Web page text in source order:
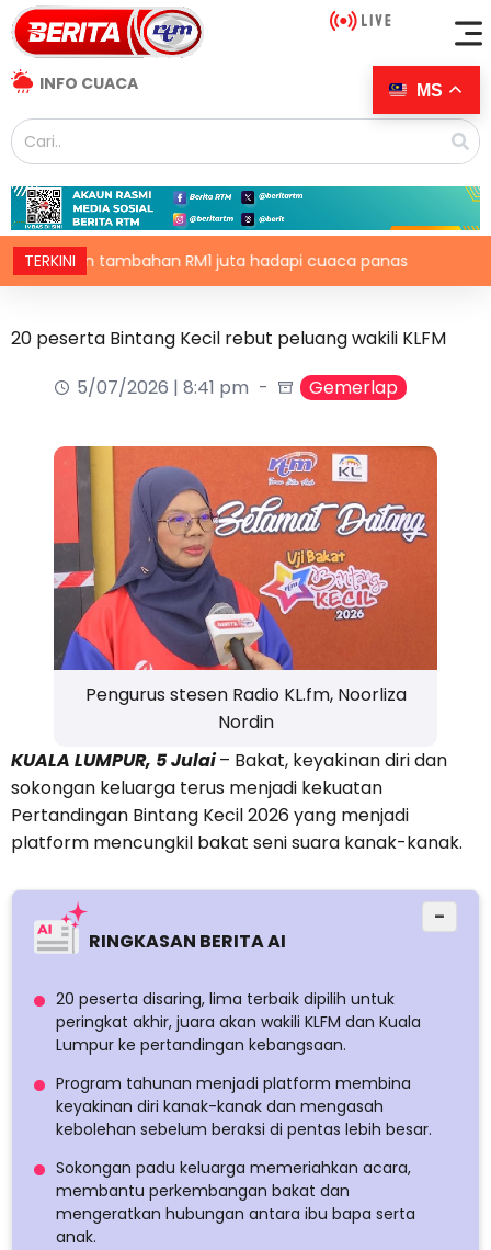
INFO CUACA
TERKINI
tambahan RM1 juta hadapi cuaca panas
20 peserta Bintang Kecil rebut peluang wakili KLFM
5/07/2026 | 8:41 pm
Gemerlap
Pengurus stesen Radio KL.fm, Noorliza
Nordin
KUALA LUMPUR, 5 Julai– Bakat, keyakinan diri dan
sokongan keluarga terus menjadi kekuatan
Pertandingan Bintang Kecil 2026 yang menjadi
platform mencungkil bakat seni suara kanak-kanak.
RINGKASAN BERITA AI
−
20 peserta disaring, lima terbaik dipilih untuk
peringkat akhir, juara akan wakili KLFM dan Kuala
Lumpur ke pertandingan kebangsaan.
Program tahunan menjadi platform membina
keyakinan diri kanak-kanak dan mengasah
kebolehan sebelum beraksi di pentas lebih besar.
Sokongan padu keluarga memeriahkan acara,
membantu perkembangan bakat dan
mengeratkan hubungan antara ibu bapa serta
anak.
MS